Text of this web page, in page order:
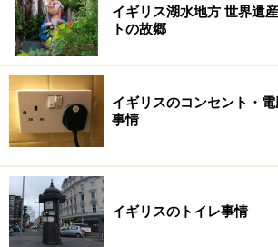
イギリス湖水地方 世界遺
トの故郷
イギリスのコンセント・
事情
イギリスのトイレ事情